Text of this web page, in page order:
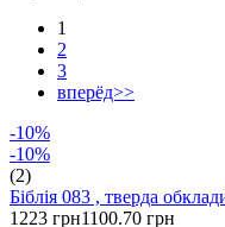
1
2
3
вперёд>>
-10%
-10%
(2)
Біблія 083 , тверда
1223 грн1100.70 грн